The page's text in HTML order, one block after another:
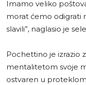
Imamo veliko
morat ćemo odigrati
slavili”, naglasio je
Pochettino je izrazio
mentalitetom svoje
ostvaren u